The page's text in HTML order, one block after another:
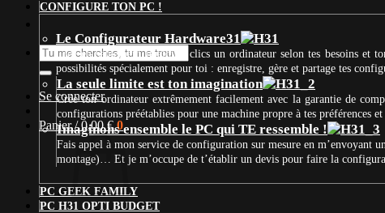
Recherche
pour :
Se connecter
Panier /0,00€ 0
CONFIGURE TON PC !
Le Configurateur Hardware31
Crée en seulement quelques clics un ordinateur selon tes besoins
possibilités spécialement pour toi : enregistre, gère et partage tes
La seule limite est ton imagination
Crée ton ordinateur extrêmement facilement avec la garantie de
configurations préétablies pour une machine propre à tes préférences
Imaginons ensemble le PC qui TE ressemble !
Fais appel à mon service de configuration sur mesure en
montage)… Et je m’occupe de t’établir un devis pour faire la
PC GEEK FAMILY
PC H31 OPTI BUDGET